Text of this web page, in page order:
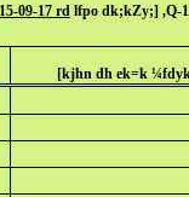
09-17 rdlfpo dk;kZy;] ,Q-
[kjhn dh ek=k